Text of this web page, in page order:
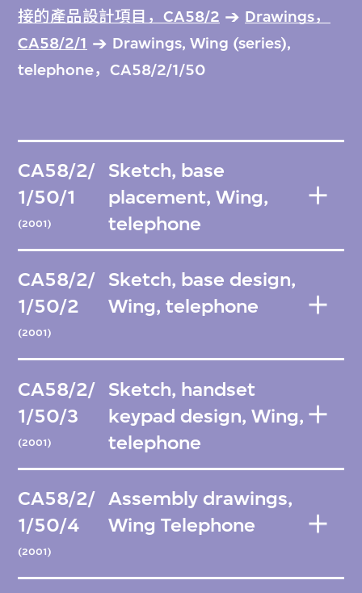
接的產品設計項目，CA58/2
Drawings，
CA58/2/1
Drawings, Wing (series),
telephone，CA58/2/1/50
CA58/2/
1/50/1
(2001)
Sketch, base
placement, Wing,
telephone
CA58/2/
1/50/2
(2001)
Sketch, base design,
Wing, telephone
CA58/2/
1/50/3
(2001)
Sketch, handset
keypad design, Wing,
telephone
CA58/2/
1/50/4
(2001)
Assembly drawings,
Wing Telephone